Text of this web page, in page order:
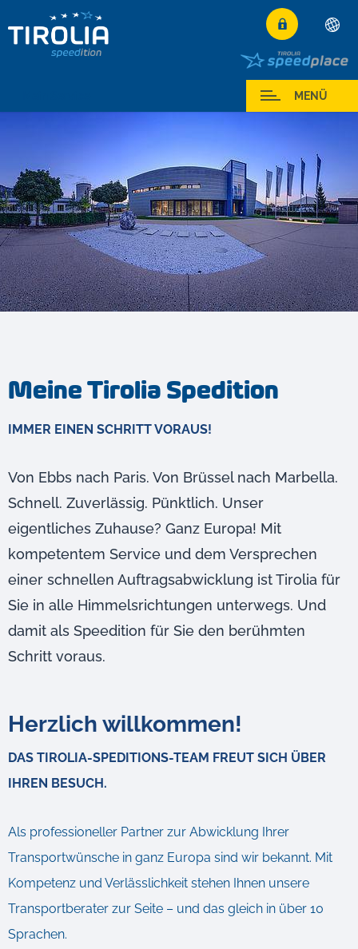
Deutsch
English
Français
Español
Polski
Česky
Magyar
Hrvatski
Română
MENÜ
Meine Tirolia Spedition
IMMER EINEN SCHRITT VORAUS!
Von Ebbs nach Paris. Von Brüssel nach Marbella.
Schnell. Zuverlässig. Pünktlich. Unser
eigentliches Zuhause? Ganz Europa! Mit
kompetentem Service und dem Versprechen
einer schnellen Auftragsabwicklung ist Tirolia für
Sie in alle Himmelsrichtungen unterwegs. Und
damit als Speedition für Sie den berühmten
Schritt voraus.
Herzlich willkommen!
DAS TIROLIA-SPEDITIONS-TEAM FREUT SICH ÜBER
IHREN BESUCH.
Als professioneller Partner zur Abwicklung Ihrer
Transportwünsche in ganz Europa sind wir bekannt. Mit
Kompetenz und Verlässlichkeit stehen Ihnen unsere
Transportberater zur Seite – und das gleich in über 10
Sprachen.